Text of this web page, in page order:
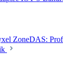
ZoneDAS: